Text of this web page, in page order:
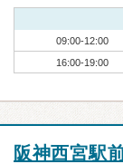
09:00-12:00
16:00-19:00
阪神西宮駅